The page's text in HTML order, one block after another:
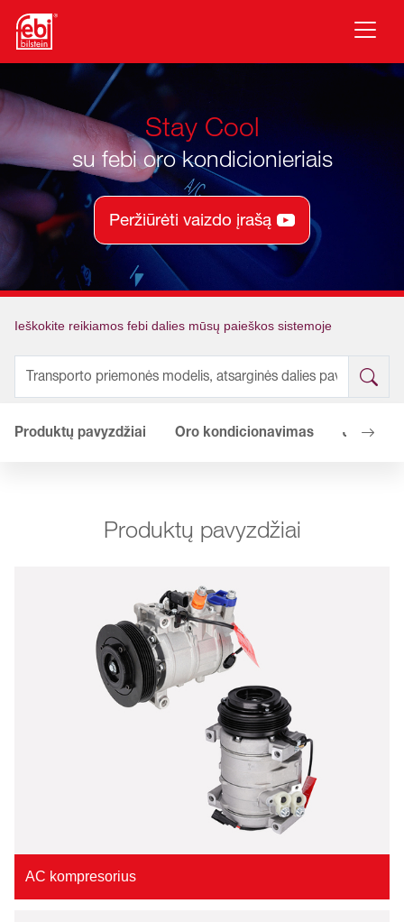
Pereiti prie pagrindinio turinio
Stay Cool
su febi oro kondicionieriais
Peržiūrėti vaizdo įrašą
Ieškokite reikiamos febi dalies mūsų paieškos sistemoje
Produktų pavyzdžiai Oro kondicionavimas Jūsų
Produktų pavyzdžiai
AC kompresorius